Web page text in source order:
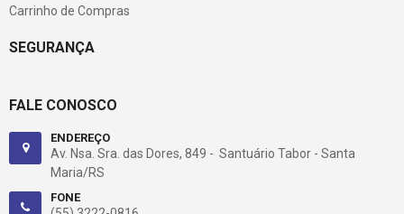
Carrinho de Compras
SEGURANÇA
FALE CONOSCO
ENDEREÇO
Av. Nsa. Sra. das Dores, 849 - Santuário Tabor - Santa
Maria/RS
FONE